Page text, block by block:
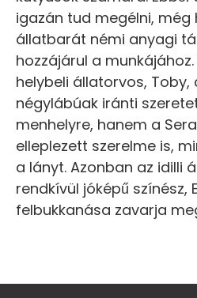
igazán tud megélni, még
állatbarát némi anyagi
hozzájárul a
helybeli állatorvos, Toby,
négylábúak iránti
menhelyre, hanem a
elleplezett szerelme is,
a lányt. Azonban az idilli
rendkívül jóképű színész,
felbukkanása zavarja